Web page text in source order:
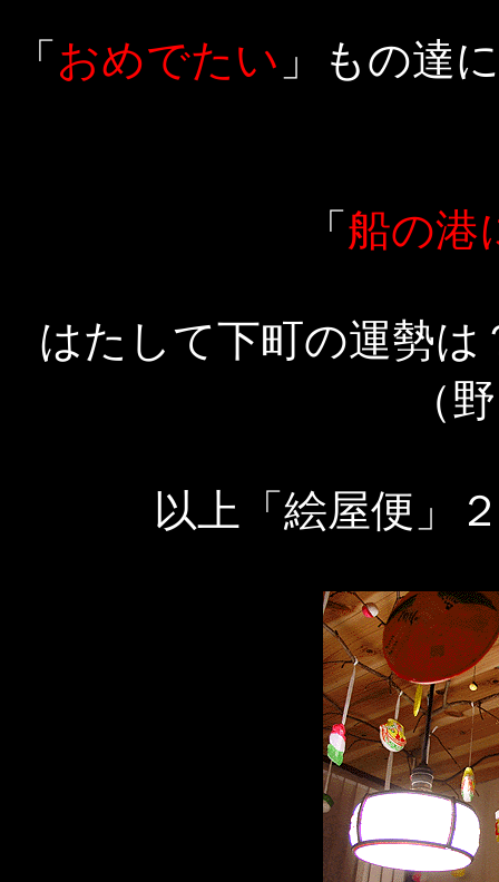
「 おめでたい 」もの達
「 船の港
はたして下町の運勢
（
以上「絵屋便」